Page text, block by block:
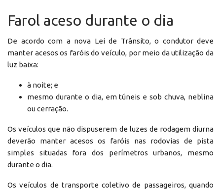
Farol aceso durante o dia
De acordo com a nova Lei de Trânsito, o condutor deve
manter acesos os faróis do veículo, por meio da utilização da
luz baixa:
à noite; e
mesmo durante o dia, em túneis e sob chuva, neblina
ou cerração.
Os veículos que não dispuserem de luzes de rodagem diurna
deverão manter acesos os faróis nas rodovias de pista
simples situadas fora dos perímetros urbanos, mesmo
durante o dia.
Os veículos de transporte coletivo de passageiros, quando